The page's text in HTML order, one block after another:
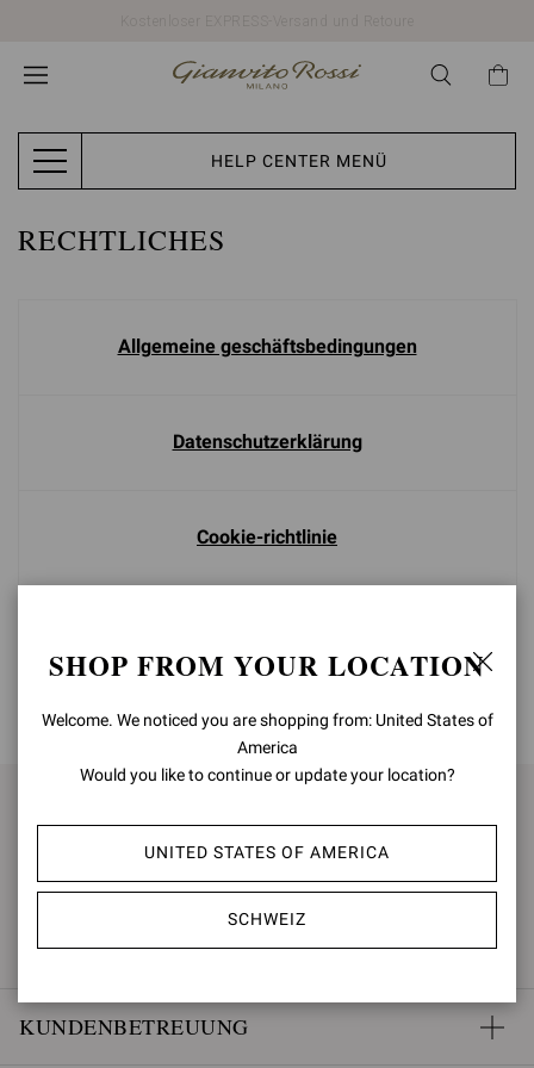
HELP CENTER MENÜ
RECHTLICHES
Allgemeine geschäftsbedingungen
Datenschutzerklärung
Cookie-richtlinie
FÜR NEUIGKEITEN ANMELDEN
ANMELDEN
KUNDENBETREUUNG
SHOP FROM YOUR LOCATION
Welcome. We noticed you are shopping from: United States of
America
Would you like to continue or update your location?
UNITED STATES OF AMERICA
SCHWEIZ